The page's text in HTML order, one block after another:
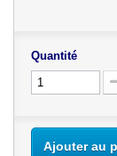
Quantité
Ajouter au